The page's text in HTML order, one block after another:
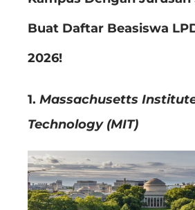
Buat Daftar Beasiswa
2026!
1. Massachusetts
Technology (MIT)